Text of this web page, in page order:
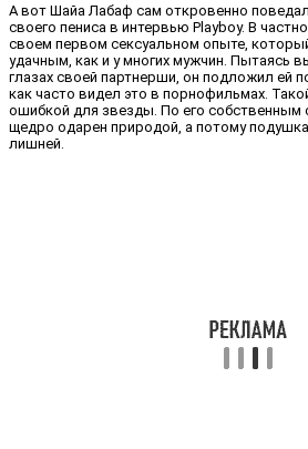
А вот Шайа Лабаф сам откровенно
своего пениса в интервью Playboy. В
своем первом сексуальном опыте,
удачным, как и у многих мужчин. Пытаясь
глазах своей партнерши, он подложил ей
как часто видел это в порнофильмах.
ошибкой для звезды. По его собственным
щедро одарен природой, а потому
лишней.